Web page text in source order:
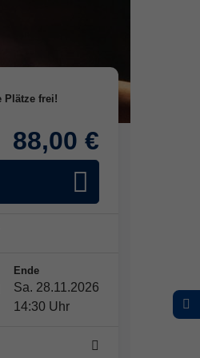
88,00 €
Ende
Sa. 28.11.2026
14:30 Uhr